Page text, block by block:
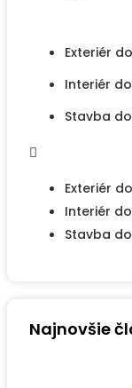
Exteriér
Interiér
Stavba
Exteriér
Interiér
Stavba
Najnovšie